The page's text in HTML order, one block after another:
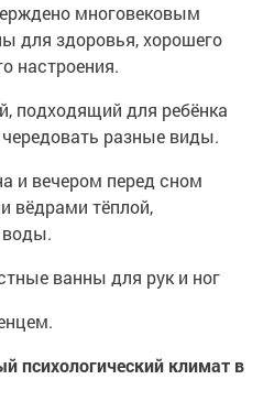
многовековым
для здоровья, хорошего
настроения.
подходящий для ребёнка
разные виды.
и вечером перед сном
вёдрами тёплой,
воды.
ванны для рук и ног
психологический климат в